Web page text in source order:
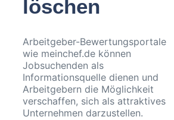
löschen
Arbeitgeber-Bewertungsportale
wie meinchef.de können
Jobsuchenden als
Informationsquelle dienen und
Arbeitgebern die Möglichkeit
verschaffen, sich als attraktives
Unternehmen darzustellen.